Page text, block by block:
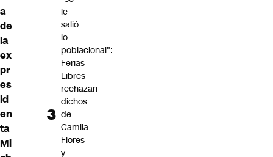
a
de
la
ex
pr
es
id
en
ta
Mi
le
salió
lo
poblacional":
Ferias
Libres
rechazan
dichos
de
Camila
Flores
y